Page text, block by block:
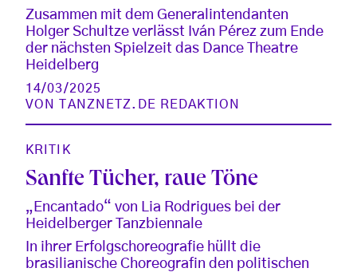
Zusammen mit dem Generalintendanten
Holger Schultze verlässt Iván Pérez zum Ende
der nächsten Spielzeit das Dance Theatre
Heidelberg
14/03/2025
VON
TANZNETZ.DE REDAKTION
KRITIK
Sanfte Tücher, raue Töne
„Encantado“ von Lia Rodrigues bei der
Heidelberger Tanzbiennale
In ihrer Erfolgschoreografie hüllt die
brasilianische Choreografin den politischen